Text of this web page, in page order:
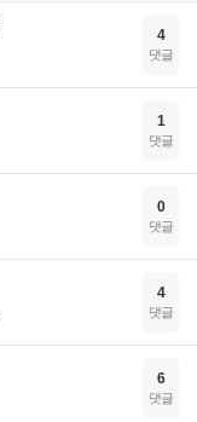
4
댓글
1
댓글
0
댓글
4
댓글
6
댓글